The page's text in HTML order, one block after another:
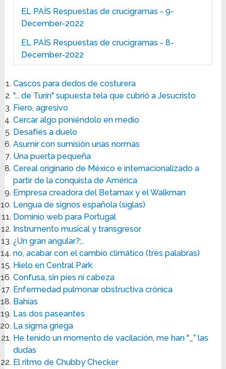
EL PAÍS Respuestas de crucigramas - 9-
December-2022
EL PAÍS Respuestas de crucigramas - 8-
December-2022
Cascos para dedos de costurera
"... de Turín" supuesta tela que cubrió a Jesucristo
Fiero, agresivo
Cercar algo poniéndolo en medio
Desafíes a duelo
Asumir con sumisión unas normas
Una puerta pequeña
Cereal originario de México e internacionalizado a
partir de la conquista de América
Empresa creadora del Betamax y el Walkman
Lengua de signos española (siglas)
Dominio web para Portugal
Instrumento musical y transgresor
¿Un gran angular?;..
no, acabar con el cambio climático (tres palabras)
Hielo en Central Park
Confusa, sin pies ni cabeza
Enfermedad pulmonar obstructiva crónica
Bahías
Las dos paseantes
La sigma griega
He tenido un momento de vacilación, me han "_” las
dudas
El ritmo de Chubby Checker